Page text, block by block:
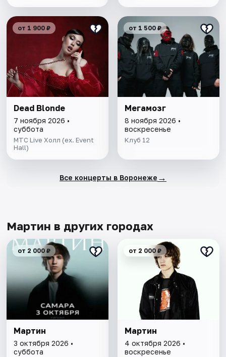
от 1 900 ₽
Dead Blonde
7 ноября 2026 •
суббота
МТС Live Холл (ex. Event
Hall)
от 1 500 ₽
Мегамозг
8 ноября 2026 •
воскресенье
Клуб 12
Все концерты в Воронеже →
Мартин в других городах
от 2 000 ₽
Мартин
3 октября 2026 •
суббота
от 2 000 ₽
Мартин
4 октября 2026 •
воскресенье